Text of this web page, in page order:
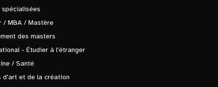
spécialisées
/ MBA / Mastère
des masters
- Étudier à l'étranger
/ Santé
d'art et de la création